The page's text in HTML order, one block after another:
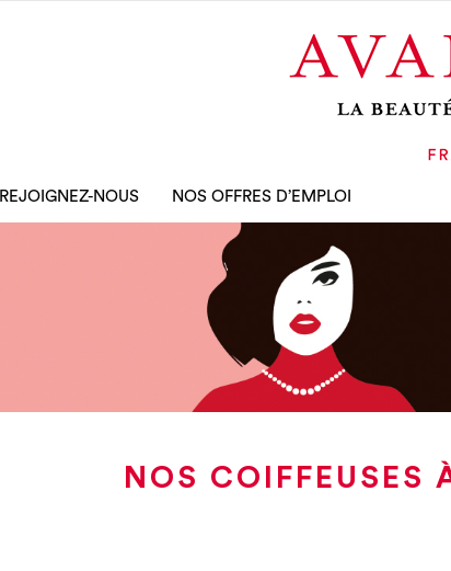
REJOIGNEZ-NOUS NOS OFFRES D’EMPLOI
NOS COIFFEUSES